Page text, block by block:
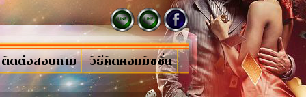
ติดต่อสอบถาม วิธีคิดคอมมิชชั่น